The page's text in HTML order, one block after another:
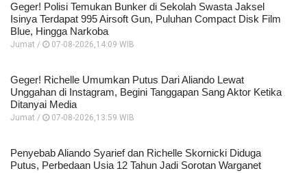
Geger! Polisi Temukan Bunker di Sekolah Swasta Jaksel
Isinya Terdapat 995 Airsoft Gun, Puluhan Compact Disk Film
Blue, Hingga Narkoba
Jumat / 07-08-2026,14:09 WIB
Geger! Richelle Umumkan Putus Dari Aliando Lewat
Unggahan di Instagram, Begini Tanggapan Sang Aktor Ketika
Ditanyai Media
Jumat / 07-08-2026,13:59 WIB
Penyebab Aliando Syarief dan Richelle Skornicki Diduga
Putus, Perbedaan Usia 12 Tahun Jadi Sorotan Warganet